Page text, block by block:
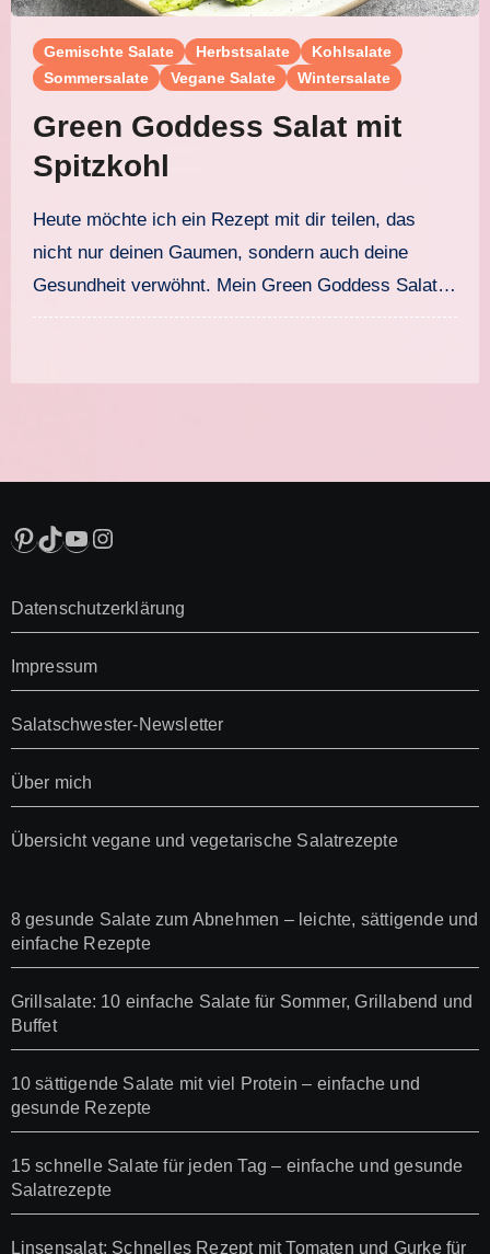
Gemischte Salate Herbstsalate
Kohlsalate
Sommersalate
Vegane Salate Wintersalate
Green Goddess Salat mit
Spitzkohl
Heute möchte ich ein Rezept mit dir teilen, das
nicht nur deinen Gaumen, sondern auch deine
Gesundheit verwöhnt. Mein Green Goddess Salat…
Pinterest
TikTok
YouTube
Instagram
Datenschutzerklärung
Impressum
Salatschwester-Newsletter
Über mich
Übersicht vegane und vegetarische Salatrezepte
8 gesunde Salate zum Abnehmen – leichte, sättigende und
einfache Rezepte
Grillsalate: 10 einfache Salate für Sommer, Grillabend und
Buffet
10 sättigende Salate mit viel Protein – einfache und
gesunde Rezepte
15 schnelle Salate für jeden Tag – einfache und gesunde
Salatrezepte
Linsensalat: Schnelles Rezept mit Tomaten und Gurke für